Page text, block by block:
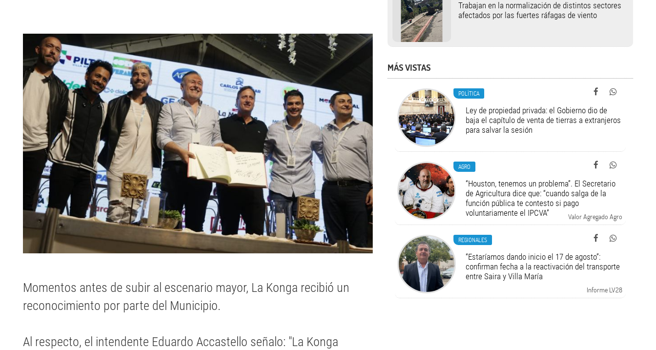
Momentos antes de subir al escenario mayor, La Konga recibió un
reconocimiento por parte del Municipio.
Al respecto, el intendente Eduardo Accastello señalo: "La Konga
Trabajan en la normalización de distintos sectores
afectados por las fuertes ráfagas de viento
MÁS VISTAS
POLÍTICA
Ley de propiedad privada: el Gobierno dio de
baja el capítulo de venta de tierras a extranjeros
para salvar la sesión
AGRO
“Houston, tenemos un problema”. El Secretario
de Agricultura dice que: “cuando salga de la
función pública te contesto si pago
voluntariamente el IPCVA”
Valor Agregado Agro
REGIONALES
“Estaríamos dando inicio el 17 de agosto”:
confirman fecha a la reactivación del transporte
entre Saira y Villa María
Informe LV28